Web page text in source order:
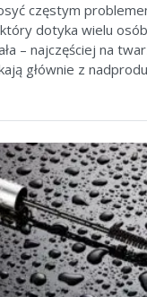
częstym
dotyka wielu
– najczęściej na
głównie z